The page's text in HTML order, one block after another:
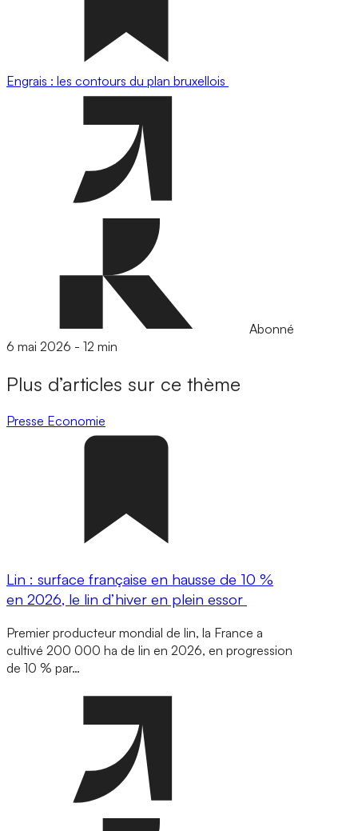
Engrais : les contours du plan bruxellois
Abonné
6 mai 2026 - 12 min
Plus d’articles sur ce thème
Presse Economie
Lin : surface française en hausse de 10 %
en 2026, le lin d’hiver en plein essor
Premier producteur mondial de lin, la France a
cultivé 200 000 ha de lin en 2026, en progression
de 10 % par…